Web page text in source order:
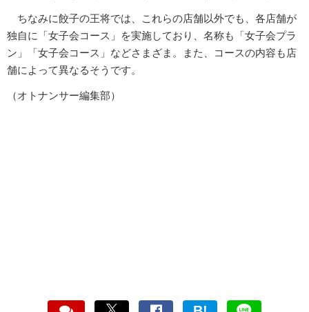
ちなみに餃子の王将では、これらの店舗以外でも、各店舗が
独自に「女子会コース」を実施しており、名称も「女子会プラ
ン」「女子会コース」などさまざま。また、コースの内容も店
舗によって異なるそうです。
（オトナンサー編集部）